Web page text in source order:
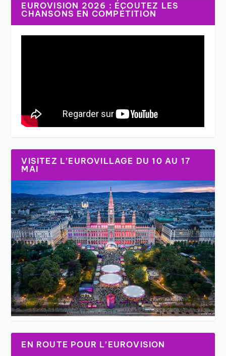
EUROVISION 2026 : ÉCOUTEZ LES
CHANSONS EN COMPÉTITION
VISITEZ L’EUROVILLAGE DU 10 AU 17
MAI
EN ROUTE POUR L’EUROVISION